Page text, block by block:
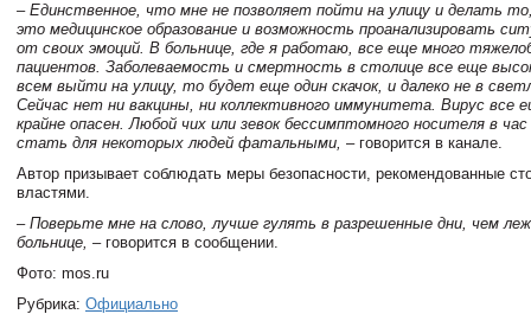
– Единственное, что мне не позволяет пойти на улицу и делать
это медицинское образование и возможность проанализировать
от своих эмоций. В больнице, где я работаю, все еще много
пациентов. Заболеваемость и смертность в столице все еще
всем выйти на улицу, то будет еще один скачок, и далеко не в
Сейчас нет ни вакцины, ни коллективного иммунитета. Вирус все
крайне опасен. Любой чих или зевок бессимптомного носителя в
стать для некоторых людей фатальными, – говорится в канале.
Автор призывает соблюдать меры безопасности, рекомендованные
властями.
– Поверьте мне на слово, лучше гулять в разрешенные дни, чем
больнице, – говорится в сообщении.
Фото: mos.ru
Рубрика: Официально